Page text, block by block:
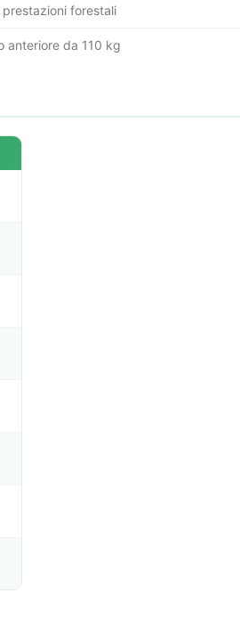
forestali
da 110 kg